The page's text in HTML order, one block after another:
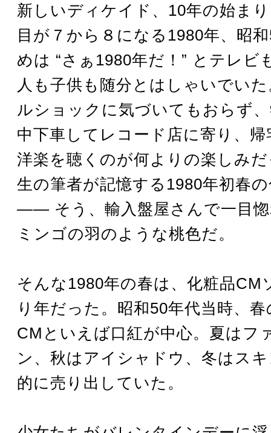
新しいディケイド、10年の始ま
目が７から８になる1980年、昭
めは “さぁ1980年だ！” とテレビ
人も子供も随分とはしゃいでい
ルショックに気づいてもおらず
中下車してレコード店に寄り、
洋楽を聴くのが何よりの楽しみ
生の筆者が記憶する1980年初春
―― そう、輸入盤屋さんで一目
ミンゴの羽のような桃色だ。
そんな1980年の春は、化粧品CM
り年だった。昭和50年代当時、
CMといえば口紅が中心。夏はフ
ン、秋はアイシャドウ、冬はス
的に売り出していた。